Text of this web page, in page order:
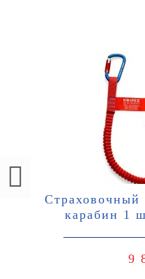
карабин 1
9